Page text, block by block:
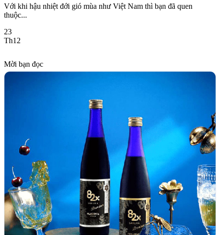
Với khi hậu nhiệt đới gió mùa như Việt Nam thì bạn đã quen
thuộc...
23
Th12
Mời bạn đọc